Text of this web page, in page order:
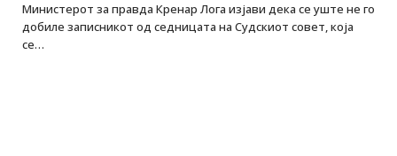
Министерот за правда Кренар Лога изјави дека се уште не го
добиле записникот од седницата на Судскиот совет, која
се…